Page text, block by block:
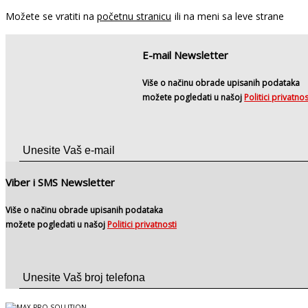
Možete se vratiti na početnu stranicu ili na meni sa leve strane
E-mail Newsletter
Više o načinu obrade upisanih podataka
možete pogledati u našoj Politici
Viber i SMS Newsletter
Više o načinu obrade upisanih podataka
možete pogledati u našoj Politici privatnosti